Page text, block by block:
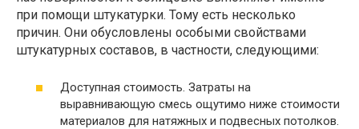
при помощи штукатурки. Тому есть несколько
причин. Они обусловлены особыми свойствами
штукатурных составов, в частности, следующими:
Доступная стоимость. Затраты на
выравнивающую смесь ощутимо ниже стоимости
материалов для натяжных и подвесных потолков.